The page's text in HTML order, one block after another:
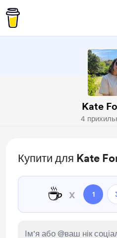
Kate
4
Купити для Kate
☕ x 1